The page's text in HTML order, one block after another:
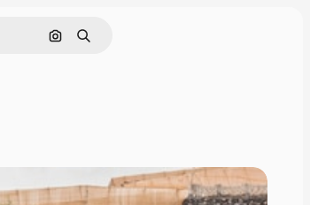
Rechercher par image
Rechercher